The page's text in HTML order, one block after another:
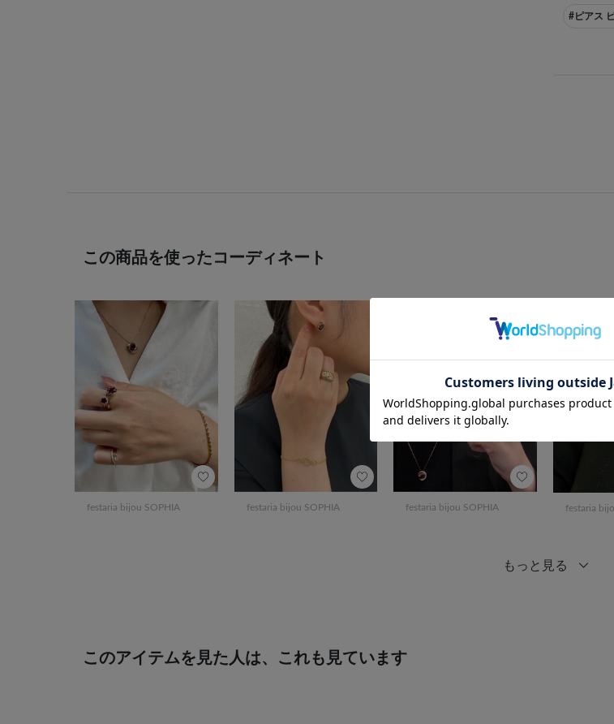
#ピアス
この商品を使ったコーディネート
festaria bijou SOPHIA festaria bijou SOPHIA festaria bijou SOPHIA festaria
もっと見る
このアイテムを見た人は、これも見ています